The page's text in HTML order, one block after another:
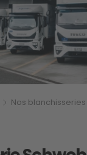
Nos blanchisseries